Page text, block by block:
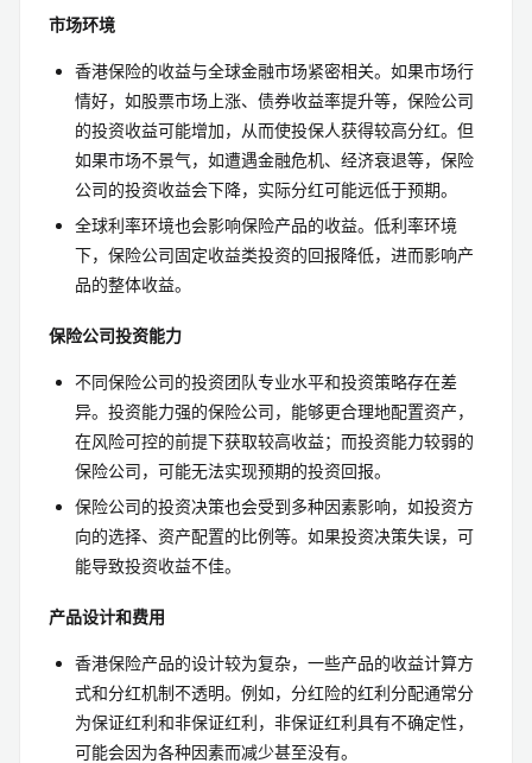
市场环境
香港保险的收益与全球金融市场紧密相关。如果市场行
情好，如股票市场上涨、债券收益率提升等，保险公司
的投资收益可能增加，从而使投保人获得较高分红。但
如果市场不景气，如遭遇金融危机、经济衰退等，保险
公司的投资收益会下降，实际分红可能远低于预期。
全球利率环境也会影响保险产品的收益。低利率环境
下，保险公司固定收益类投资的回报降低，进而影响产
品的整体收益。
保险公司投资能力
不同保险公司的投资团队专业水平和投资策略存在差
异。投资能力强的保险公司，能够更合理地配置资产，
在风险可控的前提下获取较高收益；而投资能力较弱的
保险公司，可能无法实现预期的投资回报。
保险公司的投资决策也会受到多种因素影响，如投资方
向的选择、资产配置的比例等。如果投资决策失误，可
能导致投资收益不佳。
产品设计和费用
香港保险产品的设计较为复杂，一些产品的收益计算方
式和分红机制不透明。例如，分红险的红利分配通常分
为保证红利和非保证红利，非保证红利具有不确定性，
可能会因为各种因素而减少甚至没有。